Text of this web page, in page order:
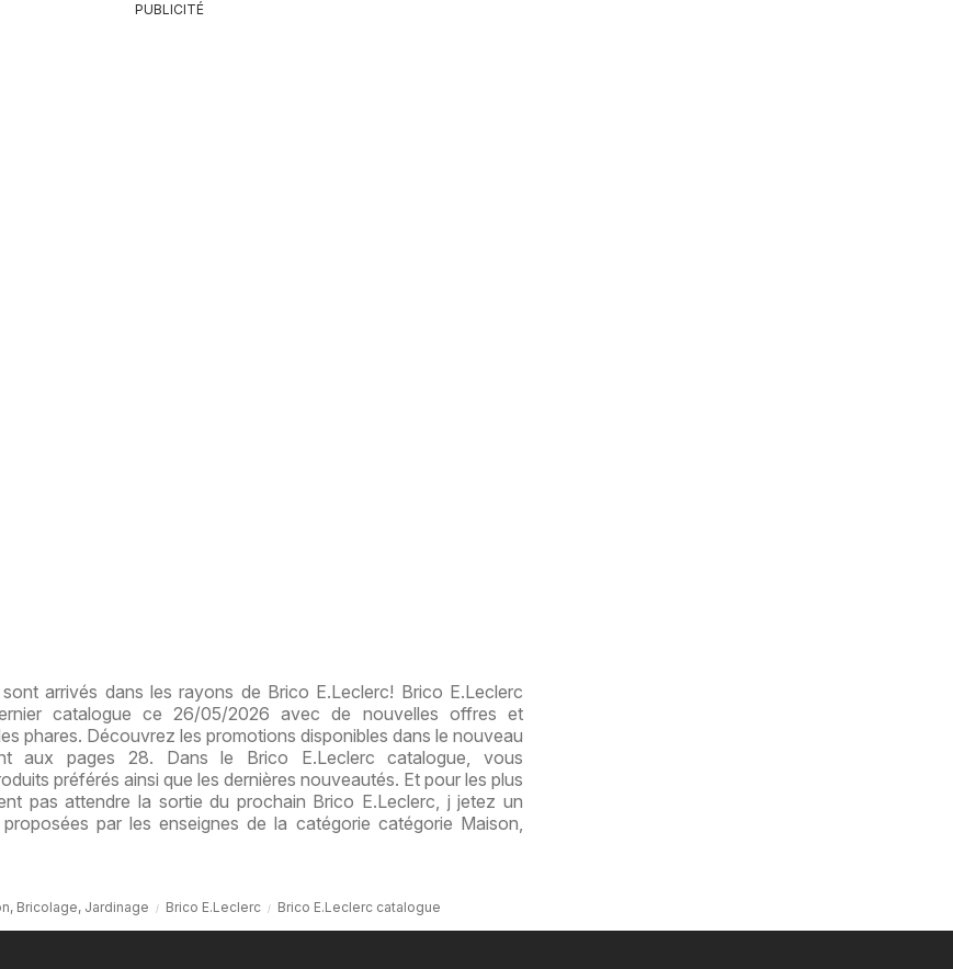
PUBLICITÉ
arrivés dans les rayons de Brico E.Leclerc! Brico E.Leclerc
catalogue ce 26/05/2026 avec de nouvelles offres et
phares. Découvrez les promotions disponibles dans le nouveau
aux pages 28. Dans le Brico E.Leclerc catalogue, vous
préférés ainsi que les dernières nouveautés. Et pour les plus
pas attendre la sortie du prochain Brico E.Leclerc, j jetez un
par les enseignes de la catégorie catégorie Maison,
Bricolage, Jardinage Brico E.Leclerc Brico E.Leclerc catalogue